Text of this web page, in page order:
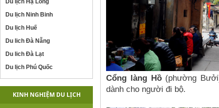
Du lịch Hạ Long
Du lịch Ninh Binh
Du lịch Huế
Du lich Đà Nẵng
Du lich Đà Lạt
Du lịch Phú Quốc
KINH NGHIỆM DU LỊCH
Cổng làng Hồ(phường
dành cho người đi bộ.